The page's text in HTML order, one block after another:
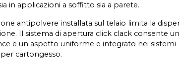
in applicazioni a soffitto sia a parete.
antipolvere installata sul telaio limita la
Il sistema di apertura click clack consente
e un aspetto uniforme e integrato nei sistemi
cartongesso.